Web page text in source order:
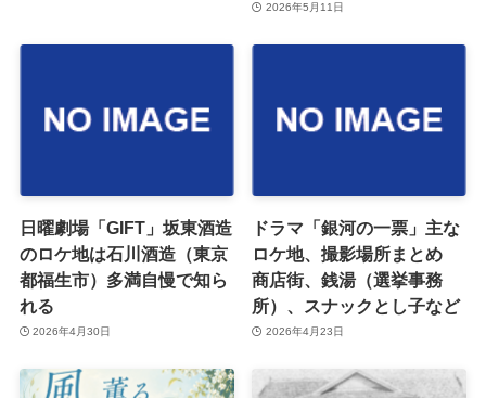
2026年5月11日
日曜劇場「GIFT」坂東酒造
のロケ地は石川酒造（東京
都福生市）多満自慢で知ら
れる
2026年4月30日
ドラマ「銀河の一票」主な
ロケ地、撮影場所まとめ
商店街、銭湯（選挙事務
所）、スナックとし子など
2026年4月23日